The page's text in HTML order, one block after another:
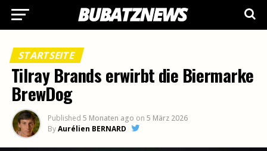
STARTSEITE
Tilray Brands erwirbt die Biermarke
BrewDog
Published 5 Monaten ago on 5 März 2026
ByAurélien BERNARD